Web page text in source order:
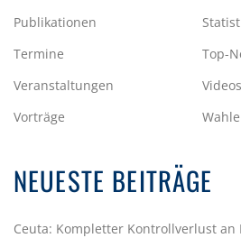
Publikationen
Termine
Top-
Veranstaltungen
Videos
Vorträge
NEUESTE BEITRÄGE
Ceuta: Kompletter Kontrollverlust an